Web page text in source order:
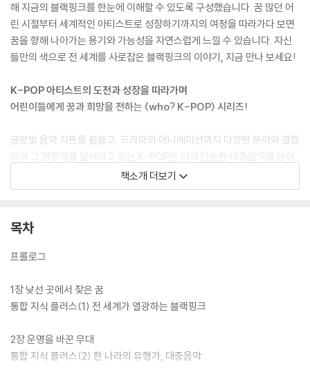
해 지금의 블랙핑크를 한눈에 이해할 수 있도록 구성했습니다. 꿈 많던 어
린 시절부터 세계적인 아티스트로 성장하기까지의 여정을 따라가다 보면
꿈을 향해 나아가는 용기와 가능성을 자연스럽게 느낄 수 있습니다. 자신
들만의 색으로 전 세계를 사로잡은 블랙핑크의 이야기, 지금 만나 보세요!
K-POP 아티스트의 도전과 성장을 따라가며
어린이들에게 꿈과 희망을 전하는 〈who? K-POP〉 시리즈!
글로벌 음악 차트를 휩쓸고, 드라마와 애니메이션까지 다양한 분야와 결합
하며 그 영향력을 넓혀가고 있는 K-POP은 이제 단순한 대중음악을 넘어,
전 세계가 주목하는 한국의 대표 문화이자 강력한 소프트 파워로 자리 잡
았습니다. 그 화려한 성과 뒤에는 무대 위에서 땀 흘려 온 아티스트들의 오
었습니다.
〈who? K-POP〉 시리즈는 이러한 아티스트들의 성장 스토리와 음악 활동
시작되어 글로벌 팬덤을 형성했는지, 그리고 전 세계인의 마음을 사로잡기
까지 어떤 여정을 걸어왔는지를 알 수 있습니다. 무엇보다 어린 시절부터
이들에게 꿈을 향한 열정과 인내심 그리고 도전 정신을 배울 수 있습니다.
이 책을 읽는 어린이들이 대한민국 문화의 미래를 이끌어갈 주역이 되기를
책소개 더보기
목차
프롤로그
1장 낮선 곳에서 찾은 꿈
통합 지식 플러스(1) 전 세계가 열광하는 블랙핑크
2장 운명을 바꾼 무대
통합 지식 플러스(2) 한 나라의 유행가, 대중음악